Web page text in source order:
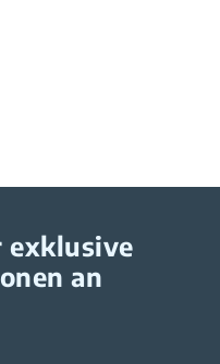
exklusive
an